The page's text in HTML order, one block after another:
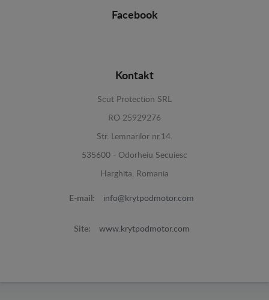
Facebook
Kontakt
Scut Protection SRL
RO 25929276
Str. Lemnarilor nr.14.
535600 - Odorheiu Secuiesc
Harghita, Romania
E-mail: info@krytpodmotor.com
Site: www.krytpodmotor.com